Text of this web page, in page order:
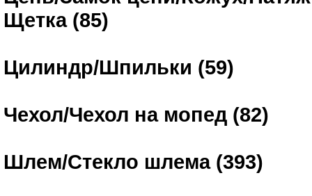
Щетка (85)
Цилиндр/Шпильки (59)
Чехол/Чехол на мопед (82)
Шлем/Стекло шлема (393)